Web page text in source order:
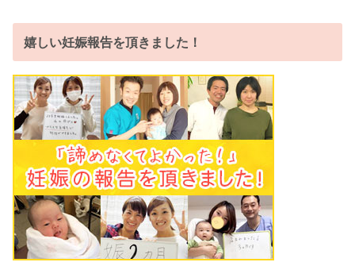
嬉しい妊娠報告を頂きました！